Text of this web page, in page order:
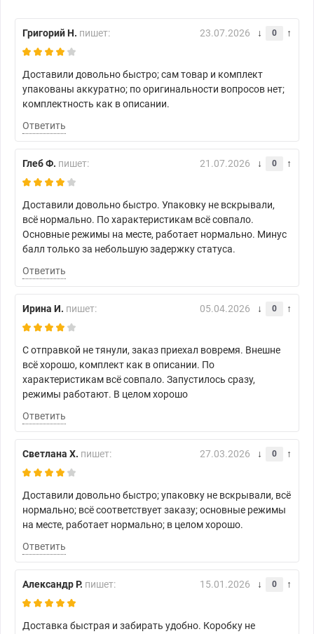
Григорий Н. пишет: 23.07.2026 0
Доставили довольно быстро; сам товар и комплект
упакованы аккуратно; по оригинальности вопросов нет;
комплектность как в описании.
Ответить
Глеб Ф. пишет: 21.07.2026 0
Доставили довольно быстро. Упаковку не вскрывали,
всё нормально. По характеристикам всё совпало.
Основные режимы на месте, работает нормально. Минус
балл только за небольшую задержку статуса.
Ответить
Ирина И. пишет: 05.04.2026 0
С отправкой не тянули, заказ приехал вовремя. Внешне
всё хорошо, комплект как в описании. По
характеристикам всё совпало. Запустилось сразу,
режимы работают. В целом хорошо
Ответить
Светлана Х. пишет: 27.03.2026 0
Доставили довольно быстро; упаковку не вскрывали, всё
нормально; всё соответствует заказу; основные режимы
на месте, работает нормально; в целом хорошо.
Ответить
Александр Р. пишет: 15.01.2026 0
Доставка быстрая и забирать удобно. Коробку не